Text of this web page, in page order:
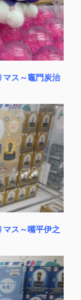
マス～竈門炭治
マス～嘴平伊之